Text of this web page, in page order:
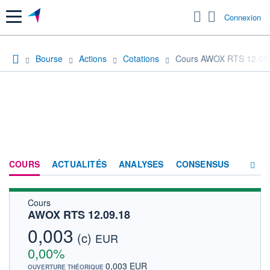
Menu Connexion
Bourse Actions Cotations Cours AWOX RTS
COURS ACTUALITÉS ANALYSES CONSENSUS
Cours
AWOX RTS 12.09.18
0,003 (c) EUR
0,00%
OUVERTURE THÉORIQUE 0,003 EUR